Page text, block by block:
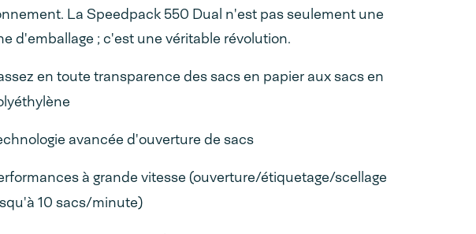
La Speedpack 550 Dual n'est pas seulement une
d'emballage ; c'est une véritable révolution.
en toute transparence des sacs en papier aux sacs en
avancée d'ouverture de sacs
à grande vitesse (ouverture/étiquetage/scellage
10 sacs/minute)